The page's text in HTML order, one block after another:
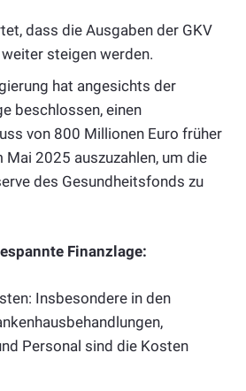
dass die Ausgaben der GKV
steigen werden.
hat angesichts der
beschlossen, einen
von 800 Millionen Euro früher
Mai 2025 auszuzahlen, um die
des Gesundheitsfonds zu
Finanzlage:
Insbesondere in den
Personal sind die Kosten